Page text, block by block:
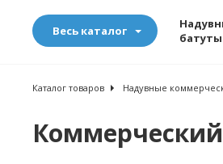
Весь каталог
батуты
Каталог товаров Надувные